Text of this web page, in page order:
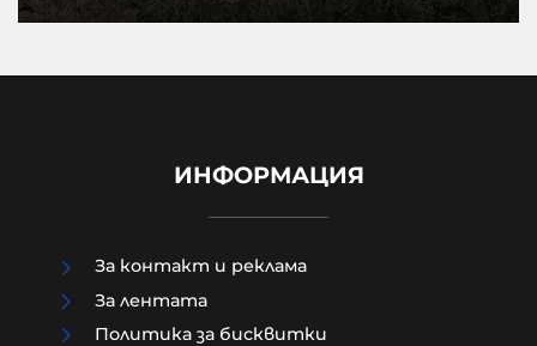
ИНФОРМАЦИЯ
За контакт и реклама
За лентата
Политика за бисквитки